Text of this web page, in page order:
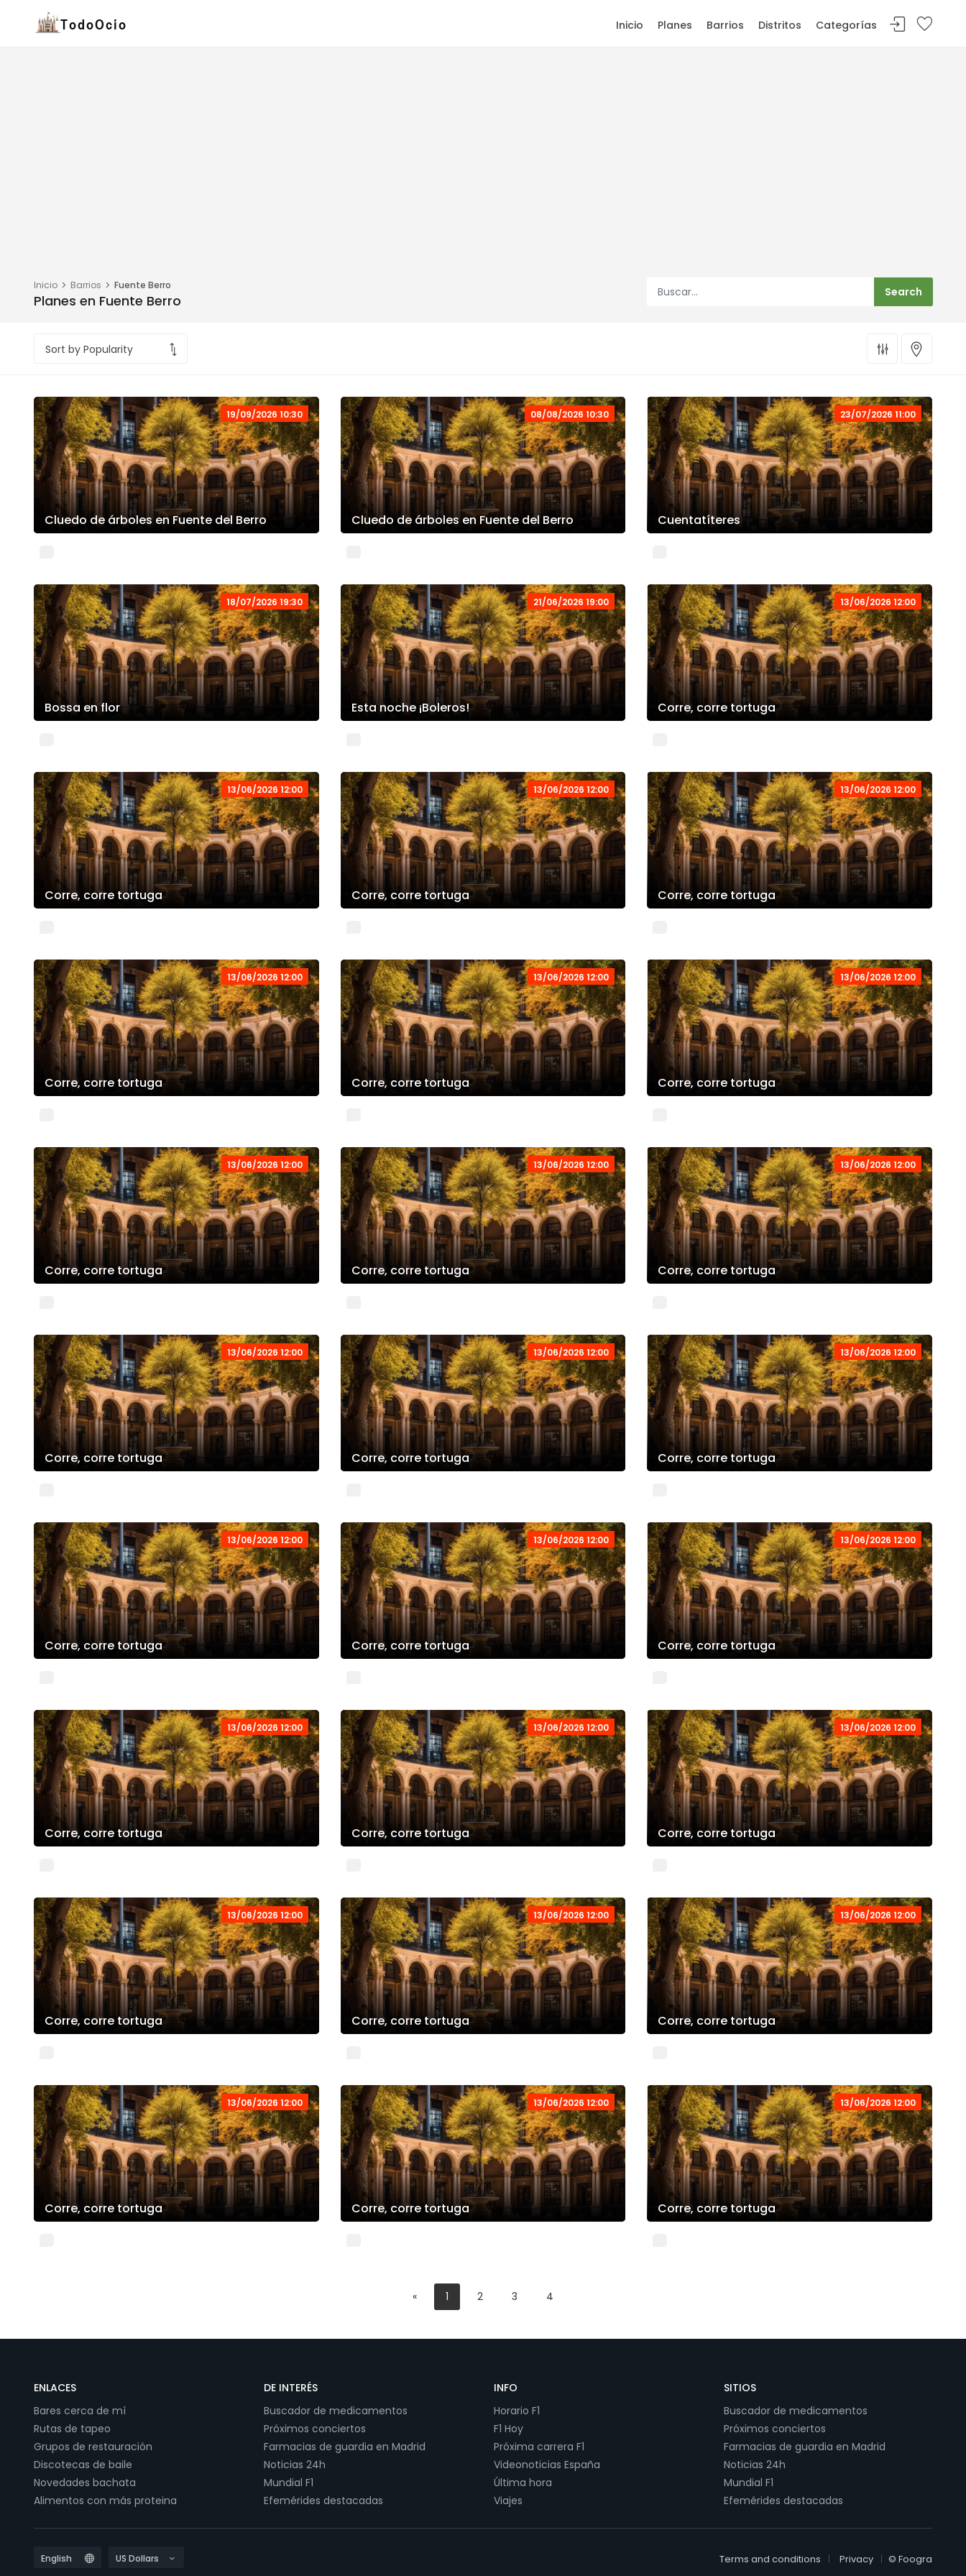
Inicio Planes Barrios Distritos Categorías
Inicio Barrios Fuente Berro
Planes en Fuente Berro
19/09/2026 10:30
Cluedo de árboles en Fuente del Berro
08/08/2026 10:30
Cluedo de árboles en Fuente del Berro
23/07/2026 11:00
Cuentatíteres
18/07/2026 19:30
Bossa en flor
21/06/2026 19:00
Esta noche ¡Boleros!
13/06/2026 12:00
Corre, corre tortuga
13/06/2026 12:00
Corre, corre tortuga
13/06/2026 12:00
Corre, corre tortuga
13/06/2026 12:00
Corre, corre tortuga
13/06/2026 12:00
Corre, corre tortuga
13/06/2026 12:00
Corre, corre tortuga
13/06/2026 12:00
Corre, corre tortuga
13/06/2026 12:00
Corre, corre tortuga
13/06/2026 12:00
Corre, corre tortuga
13/06/2026 12:00
Corre, corre tortuga
13/06/2026 12:00
Corre, corre tortuga
13/06/2026 12:00
Corre, corre tortuga
13/06/2026 12:00
Corre, corre tortuga
13/06/2026 12:00
Corre, corre tortuga
13/06/2026 12:00
Corre, corre tortuga
13/06/2026 12:00
Corre, corre tortuga
13/06/2026 12:00
Corre, corre tortuga
13/06/2026 12:00
Corre, corre tortuga
13/06/2026 12:00
Corre, corre tortuga
13/06/2026 12:00
Corre, corre tortuga
13/06/2026 12:00
Corre, corre tortuga
13/06/2026 12:00
Corre, corre tortuga
13/06/2026 12:00
Corre, corre tortuga
13/06/2026 12:00
Corre, corre tortuga
13/06/2026 12:00
Corre, corre tortuga
« 1 2 3 4
ENLACES
Bares cerca de mí
Rutas de tapeo
Grupos de restauración
Discotecas de baile
Novedades bachata
Alimentos con más proteina
DE INTERÉS
Buscador de medicamentos
Próximos conciertos
Farmacias de guardia en Madrid
Noticias 24h
Mundial F1
Efemérides destacadas
INFO
Horario F1
F1 Hoy
Próxima carrera F1
Videonoticias España
Última hora
Viajes
SITIOS
Buscador de medicamentos
Próximos conciertos
Farmacias de guardia en Madrid
Noticias 24h
Mundial F1
Efemérides destacadas
Terms and conditions Privacy © Foogra